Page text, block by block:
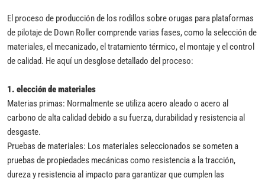
El proceso de producción de los rodillos sobre orugas para plataformas
de pilotaje de Down Roller comprende varias fases, como la selección de
materiales, el mecanizado, el tratamiento térmico, el montaje y el control
de calidad. He aquí un desglose detallado del proceso:
1. elección de materiales
Materias primas: Normalmente se utiliza acero aleado o acero al
carbono de alta calidad debido a su fuerza, durabilidad y resistencia al
desgaste.
Pruebas de materiales: Los materiales seleccionados se someten a
pruebas de propiedades mecánicas como resistencia a la tracción,
dureza y resistencia al impacto para garantizar que cumplen las